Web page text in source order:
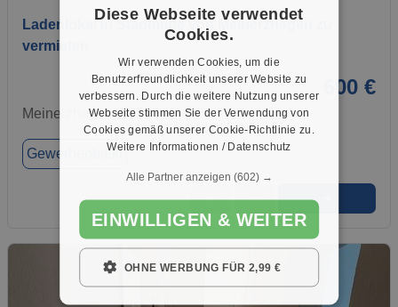
Ladenlokal in Stadtmitte von Meinerzhagen zu
vermieten
600 €
Meinerzhagen, 58540
Gewerbeobjekt
★ ➦
Diese Webseite verwendet
Cookies.
Wir verwenden Cookies, um die
Benutzerfreundlichkeit unserer Website zu
verbessern. Durch die weitere Nutzung unserer
Webseite stimmen Sie der Verwendung von
Cookies gemäß unserer Cookie-Richtlinie zu.
Weitere Informationen / Datenschutz
Alle Partner anzeigen (602) →
EINWILLIGEN & WEITER
OHNE WERBUNG FÜR 2,99 €